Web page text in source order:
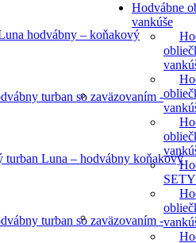
Hodvábne
vankúše
SETY